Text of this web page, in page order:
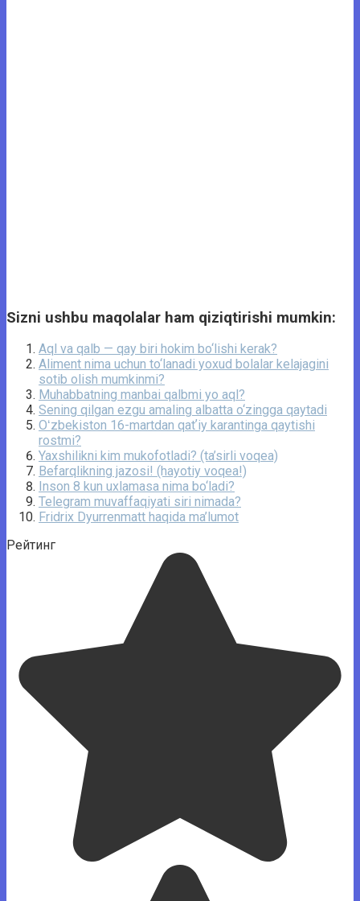
Sizni ushbu maqolalar ham qiziqtirishi mumkin:
Aql va qalb — qay biri hokim bo‘lishi kerak?
Aliment nima uchun to‘lanadi yoxud bolalar kelajagini
sotib olish mumkinmi?
Muhabbatning manbai qalbmi yo aql?
Sening qilgan ezgu amaling albatta o‘zingga qaytadi
Oʻzbekiston 16-martdan qatʼiy karantinga qaytishi
rostmi?
Yaxshilikni kim mukofotladi? (ta’sirli voqea)
Befarqlikning jazosi! (hayotiy voqea!)
Inson 8 kun uxlamasa nima bo‘ladi?
Telegram muvaffaqiyati siri nimada?
Fridrix Dyurrenmatt haqida ma’lumot
Рейтинг